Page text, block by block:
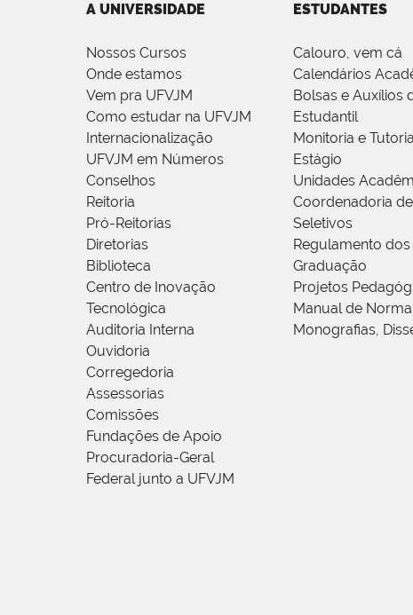
A UNIVERSIDADE
Nossos Cursos
Onde estamos
Vem pra UFVJM
Como estudar na UFVJM
Internacionalização
UFVJM em Números
Conselhos
Reitoria
Pró-Reitorias
Diretorias
Biblioteca
Centro de Inovação
Tecnológica
Auditoria Interna
Ouvidoria
Corregedoria
Assessorias
Comissões
Fundações de Apoio
Procuradoria-Geral
Federal junto a UFVJM
ESTUDANTES
Calouro, vem cá
Calendários
Bolsas e Auxílios
Estudantil
Monitoria e Tutoria
Estágio
Unidades
Coordenadoria
Seletivos
Regulamento
Graduação
Projetos
Manual de
Monografias,